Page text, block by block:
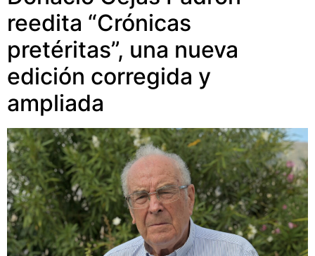
reedita “Crónicas
pretéritas”, una nueva
edición corregida y
ampliada